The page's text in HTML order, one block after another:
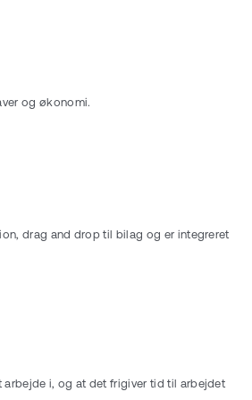
og økonomi.
drag and drop til bilag og er integreret
arbejde i, og at det frigiver tid til arbejdet